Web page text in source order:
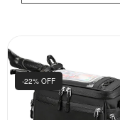
-22% OFF